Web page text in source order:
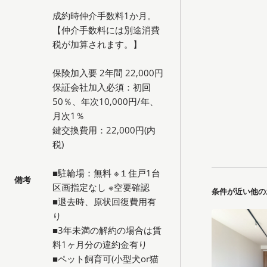
備考
成約時仲介手数料1か月。
【仲介手数料には別途消費
税が加算されます。】
保険加入要 2年間 22,000円
保証会社加入必須：初回
50％、年次10,000円/年、
月次1％
鍵交換費用：22,000円(内
税)
■駐輪場：無料 ※１住戸1台
区画指定なし ※空要確認
■退去時、原状回復費用有
り
■3年未満の解約の場合は賃
料1ヶ月分の違約金有り
■ペット飼育可(小型犬or猫
条件が近い他